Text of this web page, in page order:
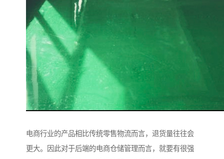
电商行业的产品相比传统零售物流而言，退货量往往会
更大。因此对于后端的电商仓储管理而言，就要有很强